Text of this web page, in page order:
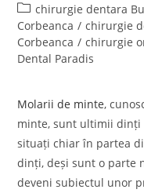
chirurgie dentara
Corbeanca / chirurgie
Corbeanca / chirurgie
Dental Paradis
Molarii de minte,
minte, sunt ultimii dinți
situați chiar în partea
dinți, deși sunt o parte
deveni subiectul unor